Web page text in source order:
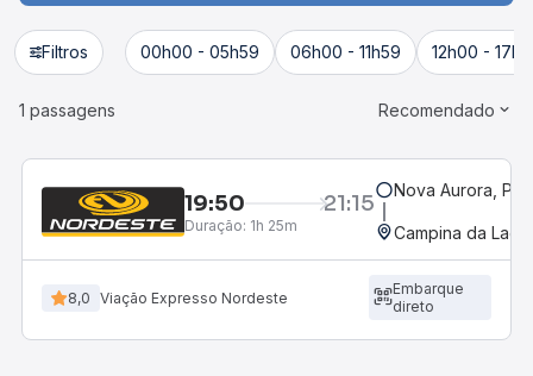
Filtros 00h00 - 05h59 06h00 - 11h59 12h00 -
1 passagens Recomendado
19:50 21:15
Duração: 1h 25m
Nova Aurora, PR
Campina da
8,0 Viação Expresso Nordeste
Embarque
direto